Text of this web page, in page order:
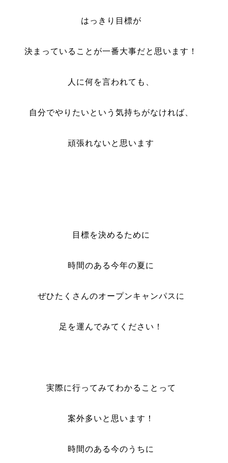
はっきり目標が
決まっていることが一番大事だと思います！
人に何を言われても、
自分でやりたいという気持ちがなければ、
頑張れないと思います
目標を決めるために
時間のある今年の夏に
ぜひたくさんのオープンキャンパスに
足を運んでみてください！
実際に行ってみてわかることって
案外多いと思います！
時間のある今のうちに